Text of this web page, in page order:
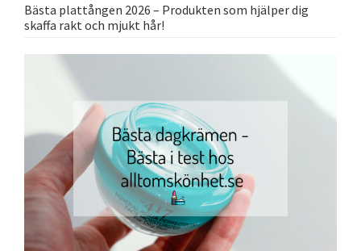
Bästa plattången 2026 – Produkten som hjälper dig
skaffa rakt och mjukt hår!